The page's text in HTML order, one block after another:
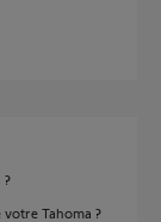
?
votre Tahoma ?